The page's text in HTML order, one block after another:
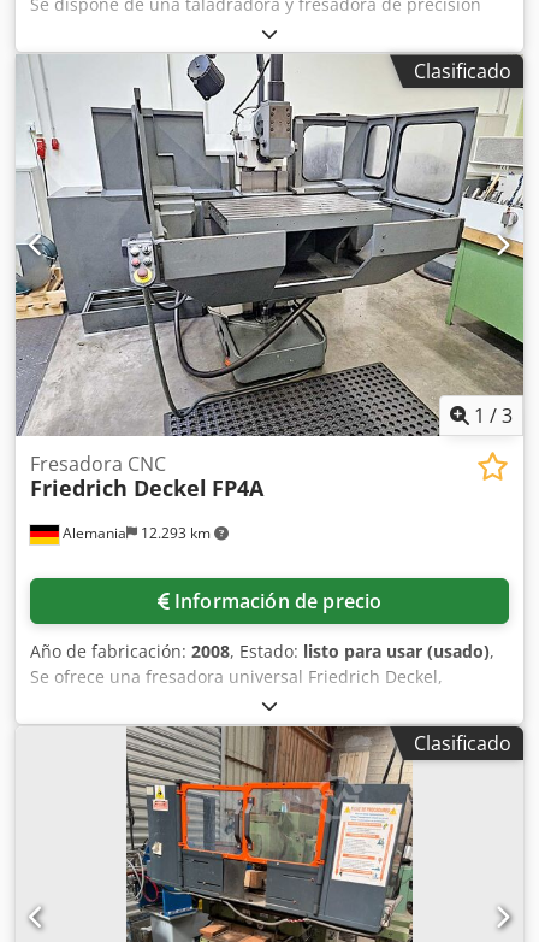
Se dispone de una taladradora y fresadora de precisión
universal Optimum. Velocidad: 1750 RPM, recorrido del
husillo: 120 mm, ángulo de giro del cabezal fresador:
+/-45°, recorrido vertical: 24 mm-650 mm, recorrido
horizontal: 0 mm-185 mm, distancia entre el husillo y la
mesa transversal: 60 mm-390 mm, capacidad de taladrado
en acero: 30 mm, diámetro máximo del cabezal de corte:
100 mm, diámetro máximo de la fresa de vástago: 25 mm,
dimensiones de la mesa transversal X/Y: 1000 mm/240
mm, carga máxima de la mesa: 160 kg, recorrido X/Y/Z: 580
mm/200 mm/340 mm, avance X: 720 mm/min, dimensiones
de la máquina X/Y/Z: aprox. 1300 mm/1100 mm/2200 mm,
peso: aprox. 900 kg. Se dispone de documentación. Es
posible realizar una visita in situ. Chsdpfszq Ecvjx Aflja
Clasificado
1 /3
Alemania 12.293 km
Fresadora CNC
Friedrich Deckel FP4A
Información de precio
Año de fabricación: 2008, Estado: listo para usar (usado),
Se ofrece una fresadora universal Friedrich Deckel,
fabricada en 1989 y sometida a una revisión general en
2008. Recorridos en los ejes X/Y/Z: 560 mm/500 mm/450
mm, dimensiones de la mesa X/Y: 900 mm/530 mm, carga
máxima de la mesa: 450 kg, alojamiento de herramientas:
SK40, recorrido del husillo: 80 mm, giro del cabezal de
fresado: +/- 90°, velocidad: 4000 rpm, avance: 3,6 m/min,
avance rápido: 4 m/min. Dimensiones de la máquina X/Y/Z:
2350 mm/2200 mm/2000 mm, peso: aproximadamente
2200 kg. Se dispone de documentación. Es posible realizar
una inspección in situ. Chjdjzqu E Hjpfx Aflea
Clasificado